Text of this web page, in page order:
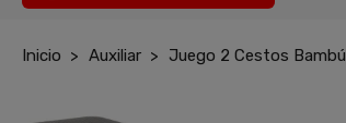
Inicio Auxiliar Juego 2 Cestos Bambú